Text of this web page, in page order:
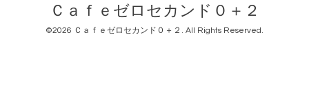
Ｃａｆｅゼロセカンド０＋２
©2026 Ｃａｆｅゼロセカンド０＋２ . All Rights Reserved.